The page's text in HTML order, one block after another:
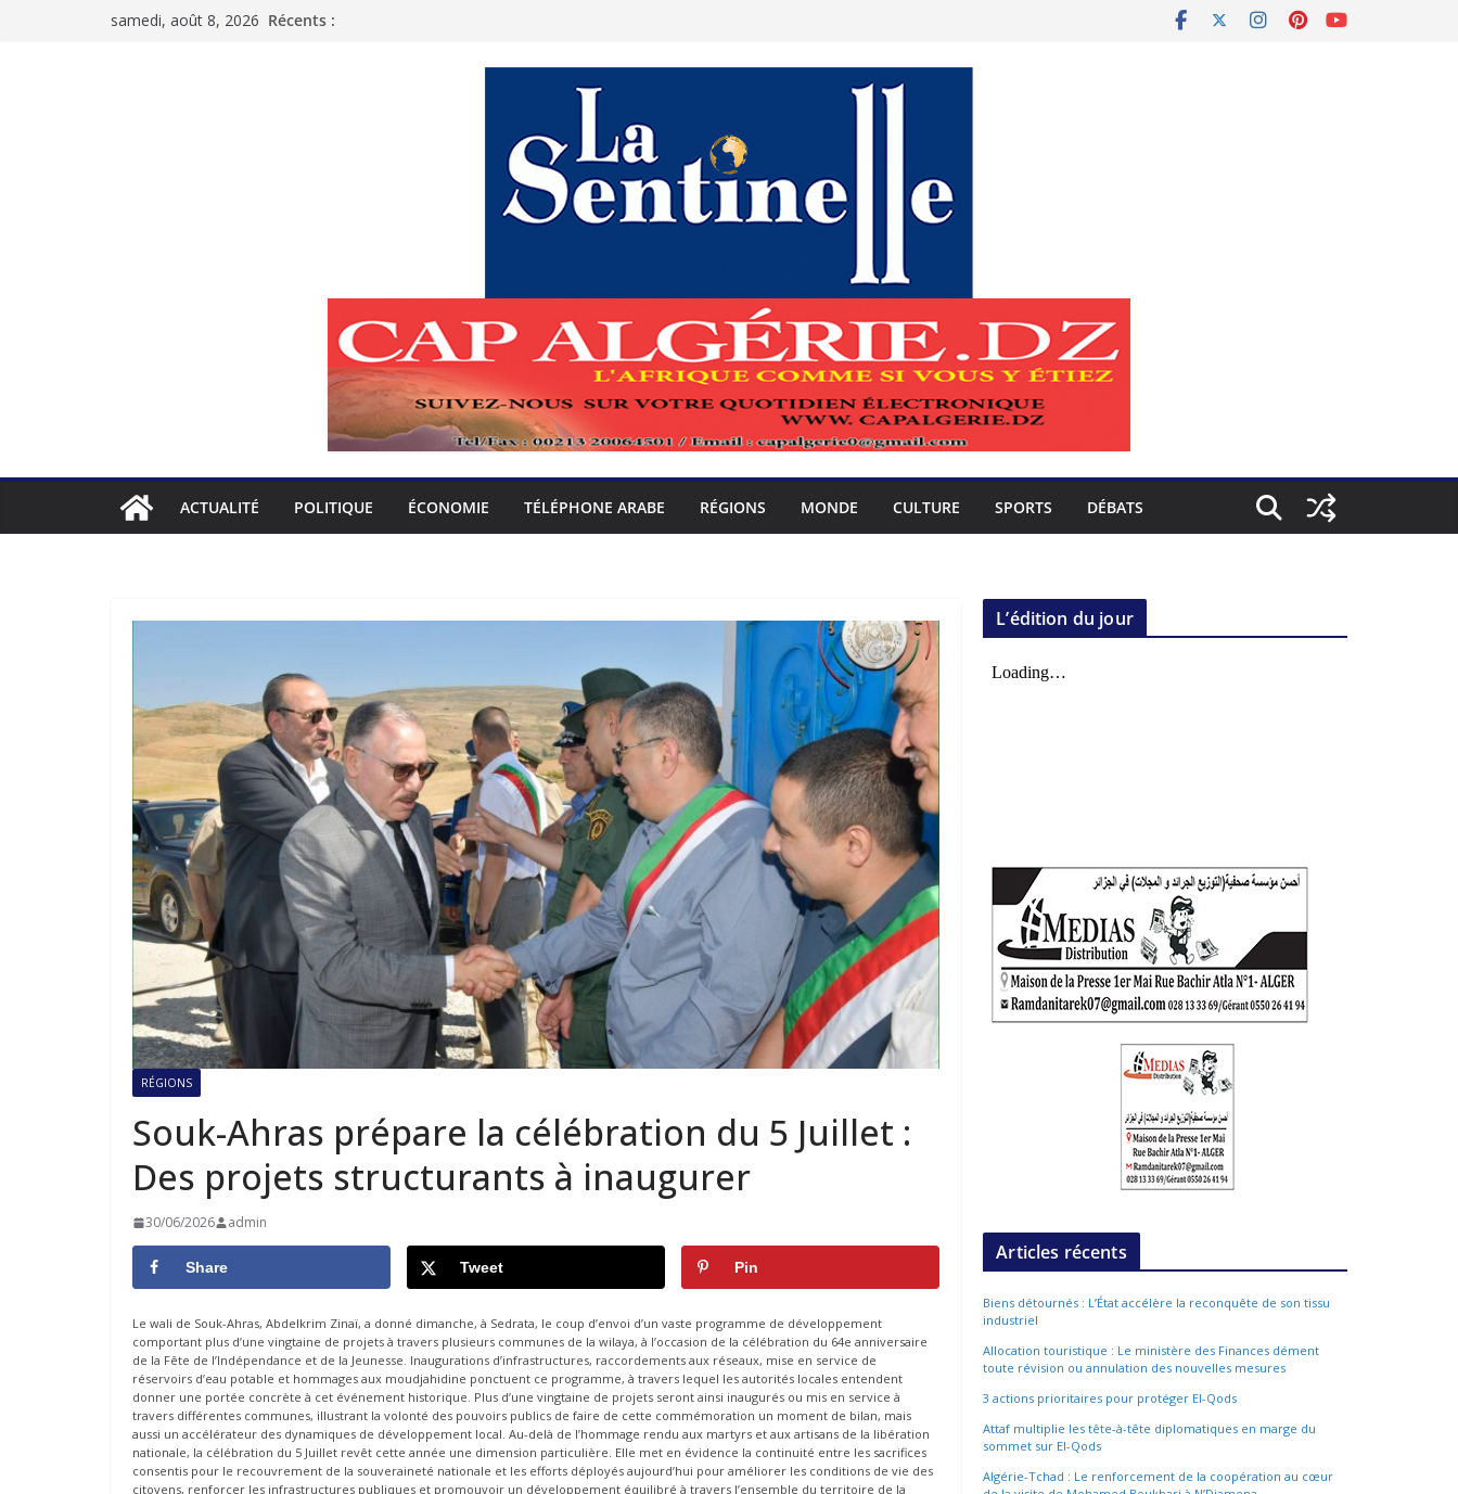
samedi, août 8, 2026 Récents :
ACTUALITÉ POLITIQUE ÉCONOMIE TÉLÉPHONE ARABE RÉGIONS MONDE CULTURE SPORTS DÉBATS
RÉGIONS
Souk-Ahras prépare la célébration du 5 Juillet :
Des projets structurants à inaugurer
30/06/2026 admin
Share Tweet Pin
Le wali de Souk-Ahras, Abdelkrim Zinaï, a donné dimanche, à Sedrata, le coup d’envoi d’un vaste programme de développement
comportant plus d’une vingtaine de projets à travers plusieurs communes de la wilaya, à l’occasion de la célébration du 64e anniversaire
de la Fête de l’Indépendance et de la Jeunesse. Inaugurations d’infrastructures, raccordements aux réseaux, mise en service de
réservoirs d’eau potable et hommages aux moudjahidine ponctuent ce programme, à travers lequel les autorités locales entendent
donner une portée concrète à cet événement historique. Plus d’une vingtaine de projets seront ainsi inaugurés ou mis en service à
travers différentes communes, illustrant la volonté des pouvoirs publics de faire de cette commémoration un moment de bilan, mais
aussi un accélérateur des dynamiques de développement local. Au-delà de l’hommage rendu aux martyrs et aux artisans de la libération
nationale, la célébration du 5 Juillet revêt cette année une dimension particulière. Elle met en évidence la continuité entre les sacrifices
consentis pour le recouvrement de la souveraineté nationale et les efforts déployés aujourd’hui pour améliorer les conditions de vie des
citoyens, renforcer les infrastructures publiques et promouvoir un développement équilibré à travers l’ensemble du territoire de la
L’édition du jour
Articles récents
Biens détournés : L’État accélère la reconquête de son tissu
industriel
Allocation touristique : Le ministère des Finances dément
toute révision ou annulation des nouvelles mesures
3 actions prioritaires pour protéger El-Qods
Attaf multiplie les tête-à-tête diplomatiques en marge du
sommet sur El-Qods
Algérie-Tchad : Le renforcement de la coopération au cœur